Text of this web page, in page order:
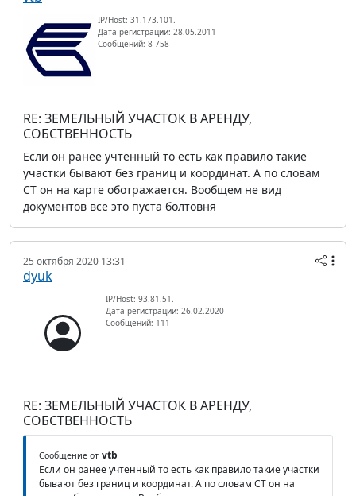
IP/Host: 31.173.101.---
Дата регистрации: 28.05.2011
Сообщений: 8 758
RE: ЗЕМЕЛЬНЫЙ УЧАСТОК В АРЕНДУ,
СОБСТВЕННОСТЬ
Если он ранее учтенный то есть как правило такие
участки бывают без границ и координат. А по словам
СТ он на карте оботражается. Вообщем не вид
документов все это пуста болтовня
25 октября 2020 13:31
dyuk
IP/Host: 93.81.51.---
Дата регистрации: 26.02.2020
Сообщений: 111
RE: ЗЕМЕЛЬНЫЙ УЧАСТОК В АРЕНДУ,
СОБСТВЕННОСТЬ
Сообщение от vtb
Если он ранее учтенный то есть как правило такие участки
бывают без границ и координат. А по словам СТ он на